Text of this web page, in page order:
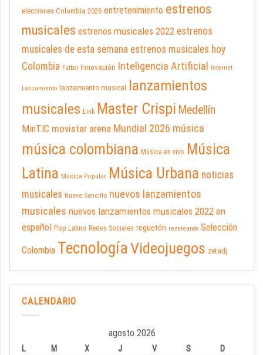
elecciones Colombia 2026 entretenimiento estrenos
musicales estrenos musicales 2022 estrenos
musicales de esta semana estrenos musicales hoy
Colombia Futbol Innovación Inteligencia Artificial Internet
Lanzamiento lanzamiento musical
lanzamientos
musicales Link Master Crispi Medellín
MinTIC movistar arena Mundial 2026 música
música colombiana Música en vivo Música
Latina Música Popular Música Urbana noticias
musicales Nuevo Sencillo nuevos lanzamientos
musicales nuevos lanzamientos musicales 2022 en
español Pop Latino Redes Sociales reguetón rezeteando Selección
Colombia TecnologíaVideojuegos zetadj
CALENDARIO
agosto 2026
L M X J V S
D